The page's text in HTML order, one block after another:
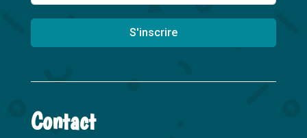
S'inscrire
l
e
Contact